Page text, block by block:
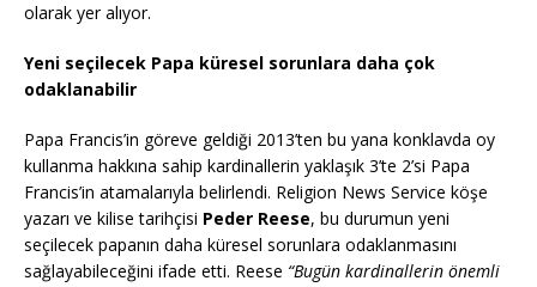
olarak yer alıyor.
Yeni seçilecek Papa küresel sorunlara daha çok
odaklanabilir
Papa Francis’in göreve geldiği 2013’ten bu yana konklavda oy
kullanma hakkına sahip kardinallerin yaklaşık 3’te 2’si Papa
Francis’in atamalarıyla belirlendi. Religion News Service köşe
yazarı ve kilise tarihçisi Peder Reese, bu durumun yeni
seçilecek papanın daha küresel sorunlara odaklanmasını
sağlayabileceğini ifade etti. Reese “Bugün kardinallerin önemli